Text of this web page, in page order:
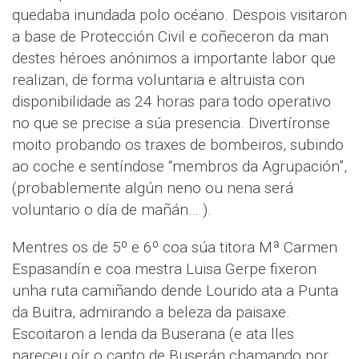
quedaba inundada polo océano. Despois visitaron
a base de Protección Civil e coñeceron da man
destes héroes anónimos a importante labor que
realizan, de forma voluntaria e altruista con
disponibilidade as 24 horas para todo operativo
no que se precise a súa presencia. Divertíronse
moito probando os traxes de bombeiros, subindo
ao coche e sentíndose “membros da Agrupación”,
(probablemente algún neno ou nena será
voluntario o día de mañán… ).
Mentres os de 5º e 6º coa súa titora Mª Carmen
Espasandín e coa mestra Luisa Gerpe fixeron
unha ruta camiñando dende Lourido ata a Punta
da Buitra, admirando a beleza da paisaxe.
Escoitaron a lenda da Buserana (e ata lles
pareceu oír o canto de Buserán chamando por